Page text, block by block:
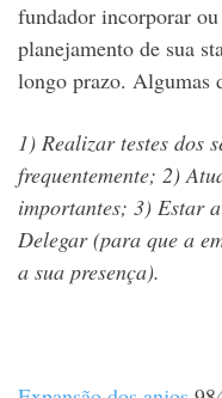
fundador incorporar
planejamento de sua
longo prazo. Algumas
1) Realizar testes dos
frequentemente; 2)
importantes; 3) Estar
Delegar (para que a
a sua presença).